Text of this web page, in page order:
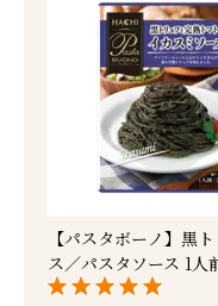
【パスタボーノ】黒
ス／パスタソース 1人